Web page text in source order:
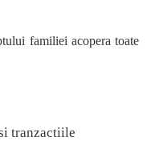
familiei acopera toate
tranzactiile